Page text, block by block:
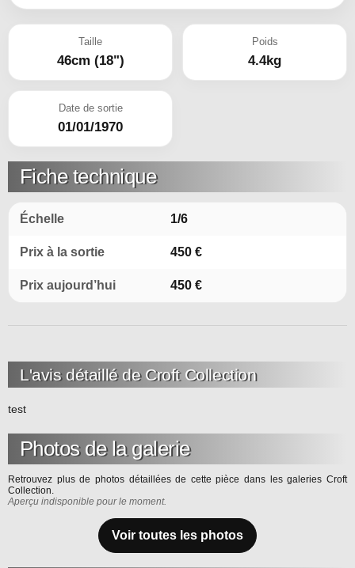
Taille
46cm (18")
Poids
4.4kg
Date de sortie
01/01/1970
Fiche technique
Échelle 1/6
Prix à la sortie 450 €
Prix aujourd’hui 450 €
L'avis détaillé de Croft Collection
test
Photos de la galerie
Retrouvez plus de photos détaillées de cette pièce dans les galeries Croft
Collection.
Aperçu indisponible pour le moment.
Voir toutes les photos